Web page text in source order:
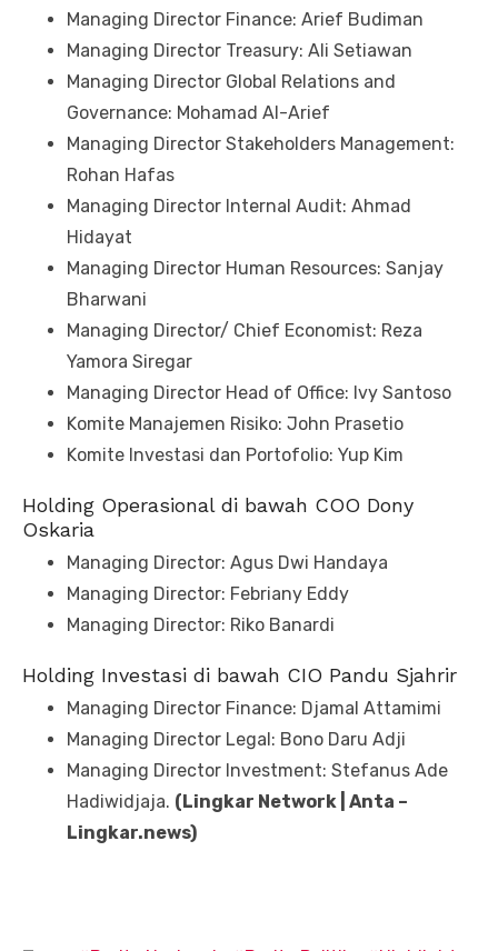
Managing Director Finance: Arief Budiman​​​​​​​
Managing Director Treasury: Ali Setiawan​​​​​​​
Managing Director Global Relations and
Governance: Mohamad Al-Arief​​​​​​​
Managing Director Stakeholders Management:
Rohan Hafas ​​​​​​​
Managing Director Internal Audit: Ahmad
Hidayat​​​​​​​
Managing Director Human Resources: Sanjay
Bharwani​​​​​​​
Managing Director/ Chief Economist: Reza
Yamora Siregar​​​​​​​
Managing Director Head of Office: Ivy Santoso​​​​​​​​​​​​​​
Komite Manajemen Risiko: John Prasetio​​​​​​​
Komite Investasi dan Portofolio: Yup Kim
Holding Operasional di bawah COO Dony
Oskaria ​​​​​
Managing Director: Agus Dwi Handaya ​​​​​​​
Managing Director: Febriany Eddy​​​​​​​
Managing Director: Riko Banardi​​​​​​​
Holding Investasi di bawah CIO Pandu Sjahrir
Managing Director Finance: Djamal Attamimi​​​​​​​
Managing Director Legal: Bono Daru Adji​​​​​​​
Managing Director Investment: Stefanus Ade
Hadiwidjaja​​​​​​​​​​​​​​. (Lingkar Network | Anta –
Lingkar.news)